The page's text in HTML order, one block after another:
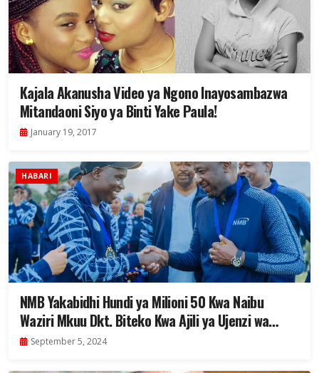
Kajala Akanusha Video ya Ngono Inayosambazwa
Mitandaoni Siyo ya Binti Yake Paula!
January 19, 2017
HABARI
NMB Yakabidhi Hundi ya Milioni 50 Kwa Naibu
Waziri Mkuu Dkt. Biteko Kwa Ajili ya Ujenzi wa
Shule ya Wavulana ya Bunge
September 5, 2024